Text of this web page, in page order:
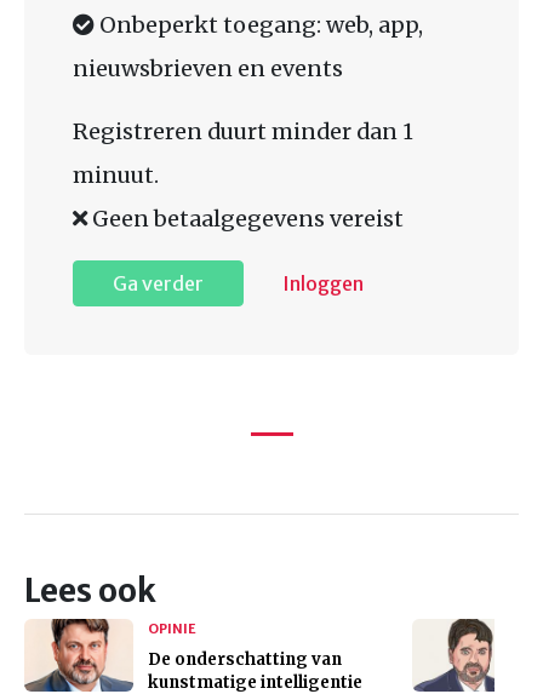
Onbeperkt toegang: web, app,
nieuwsbrieven en events
Registreren duurt minder dan 1
minuut.
Geen betaalgegevens vereist
Ga verder Inloggen
Lees ook
OPINIE
De onderschatting van
kunstmatige intelligentie